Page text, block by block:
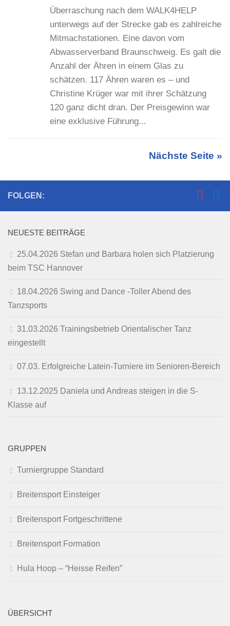
Überraschung nach dem WALK4HELP
unterwegs auf der Strecke gab es zahlreiche
Mitmachstationen. Eine davon vom
Abwasserverband Braunschweig. Es galt die
Anzahl der Ähren in einem Glas zu
schätzen. 117 Ähren waren es – und
Christine Krüger war mit ihrer Schätzung
120 ganz dicht dran. Der Preisgewinn war
eine exklusive Führung...
Nächste Seite »
FOLGEN:
NEUESTE BEITRÄGE
25.04.2026 Stefan und Barbara holen sich Platzierung
beim TSC Hannover
18.04.2026 Swing and Dance -Toller Abend des
Tanzsports
31.03.2026 Trainingsbetrieb Orientalischer Tanz
eingestellt
07.03. Erfolgreiche Latein-Turniere im Senioren-Bereich
13.12.2025 Daniela und Andreas steigen in die S-
Klasse auf
GRUPPEN
Turniergruppe Standard
Breitensport Einsteiger
Breitensport Fortgeschrittene
Breitensport Formation
Hula Hoop – “Heisse Reifen”
ÜBERSICHT